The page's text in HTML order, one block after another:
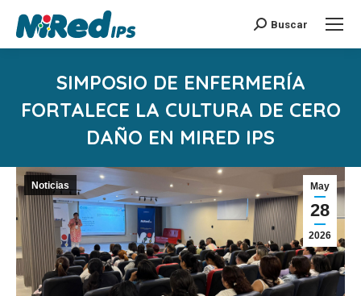
Buscar:Buscar
SIMPOSIO DE ENFERMERÍA
FORTALECE LA CULTURA DE CERO
DAÑO EN MIRED IPS
May
28
2026
Noticias